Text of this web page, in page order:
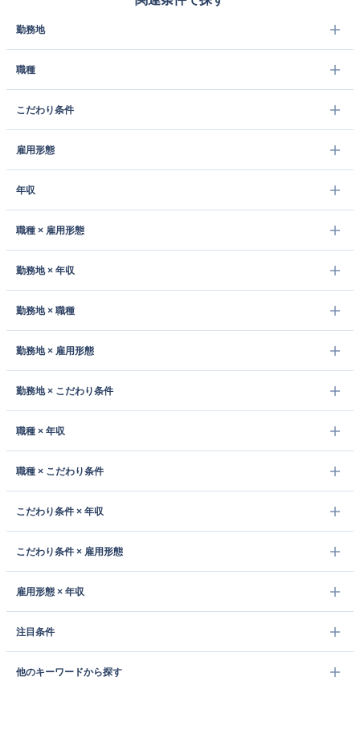
勤務地
職種
こだわり条件
雇用形態
年収
職種 × 雇用形態
勤務地 × 年収
勤務地 × 職種
勤務地 × 雇用形態
勤務地 × こだわり条件
職種 × 年収
職種 × こだわり条件
こだわり条件 × 年収
こだわり条件 × 雇用形態
雇用形態 × 年収
注目条件
他のキーワードから探す